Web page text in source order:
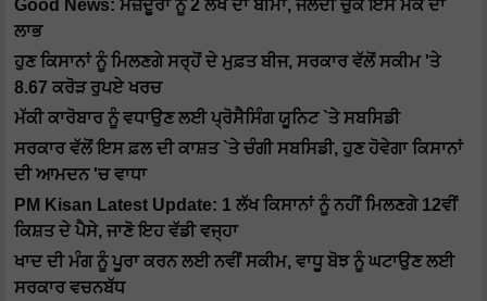
Good News: ਮਜ਼ਦੂਰਾਂ ਨੂੰ 2 ਲੱਖ ਦਾ ਬੀਮਾ, ਜਲਦੀ ਚੁੱਕੋ ਇਸ ਮੌਕੇ ਦਾ
ਲਾਭ
ਹੁਣ ਕਿਸਾਨਾਂ ਨੂੰ ਮਿਲਣਗੇ ਸਰ੍ਹੋਂ ਦੇ ਮੁਫ਼ਤ ਬੀਜ, ਸਰਕਾਰ ਵੱਲੋਂ ਸਕੀਮ 'ਤੇ
8.67 ਕਰੋੜ ਰੁਪਏ ਖਰਚ
ਮੱਕੀ ਕਾਰੋਬਾਰ ਨੂੰ ਵਧਾਉਣ ਲਈ ਪ੍ਰੋਸੈਸਿੰਗ ਯੂਨਿਟ `ਤੇ ਸਬਸਿਡੀ
ਸਰਕਾਰ ਵੱਲੋਂ ਇਸ ਫ਼ਲ ਦੀ ਕਾਸ਼ਤ `ਤੇ ਚੰਗੀ ਸਬਸਿਡੀ, ਹੁਣ ਹੋਵੇਗਾ ਕਿਸਾਨਾਂ
ਦੀ ਆਮਦਨ 'ਚ ਵਾਧਾ
PM Kisan Latest Update: 1 ਲੱਖ ਕਿਸਾਨਾਂ ਨੂੰ ਨਹੀਂ ਮਿਲਣਗੇ 12ਵੀਂ
ਕਿਸ਼ਤ ਦੇ ਪੈਸੇ, ਜਾਣੋ ਇਹ ਵੱਡੀ ਵਜ੍ਹਾ
ਖਾਦ ਦੀ ਮੰਗ ਨੂੰ ਪੂਰਾ ਕਰਨ ਲਈ ਨਵੀਂ ਸਕੀਮ, ਵਾਧੂ ਬੋਝ ਨੂੰ ਘਟਾਉਣ ਲਈ
ਸਰਕਾਰ ਵਚਨਬੱਧ